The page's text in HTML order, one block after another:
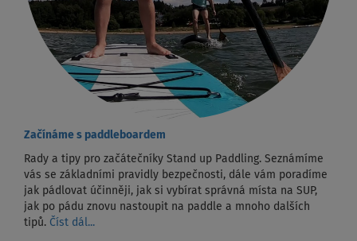
Začínáme s paddleboardem
Rady a tipy pro začátečníky Stand up Paddling. Seznámíme
vás se základními pravidly bezpečnosti, dále vám poradíme
jak pádlovat účinněji, jak si vybírat správná místa na SUP,
jak po pádu znovu nastoupit na paddle a mnoho dalších
tipů. Číst dál...